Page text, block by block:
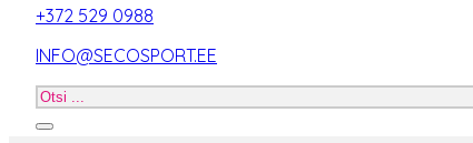
+372 529 0988
INFO@SECOSPORT.EE
Otsi